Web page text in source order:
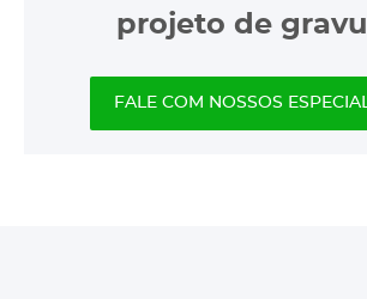
projeto de
FALE COM NOSSOS